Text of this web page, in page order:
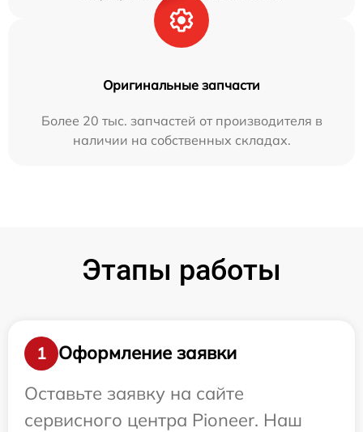
Оригинальные запчасти
Более 20 тыс. запчастей от производителя в
наличии на собственных складах.
Этапы работы
1
Оформление заявки
Оставьте заявку на сайте
сервисного центра Pioneer. Наш